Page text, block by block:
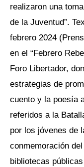
realizaron una
de la Juventud”.
febrero 2024
en el “Febrero
Foro Libertador,
estrategias de
cuento y la poesía
referidos a la
por los jóvenes de
conmemoración
bibliotecas